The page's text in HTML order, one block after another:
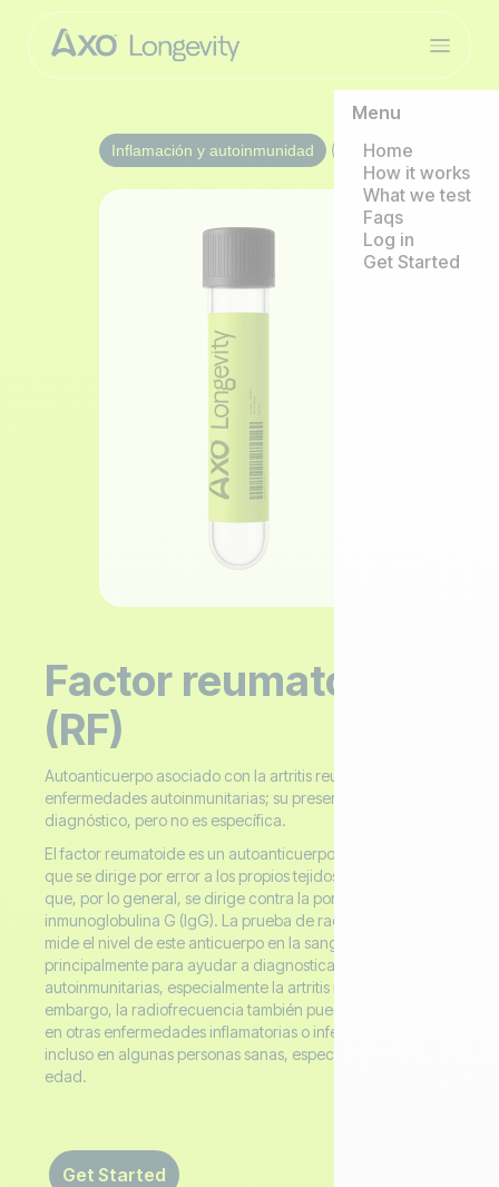
Menu
Home
How it works
What we test
Faqs
Log in
Get Started
Factor reumatoide
(RF)
Autoanticuerpo asociado con la artritis reumatoide y otras
enfermedades autoinmunitarias; su presencia apoya el
diagnóstico, pero no es específica.
El factor reumatoide es un autoanticuerpo (un anticuerpo
que se dirige por error a los propios tejidos del cuerpo)
que, por lo general, se dirige contra la porción Fc de la
inmunoglobulina G (IgG). La prueba de radiofrecuencia
mide el nivel de este anticuerpo en la sangre y se usa
principalmente para ayudar a diagnosticar enfermedades
autoinmunitarias, especialmente la artritis reumatoide. Sin
embargo, la radiofrecuencia también puede estar elevada
en otras enfermedades inflamatorias o infecciosas, e
incluso en algunas personas sanas, especialmente con la
edad.
Get Started
Inflamación y autoinmunidad 1/year